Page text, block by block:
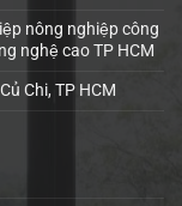
nông nghiệp công
nghệ cao TP HCM
Chi, TP HCM